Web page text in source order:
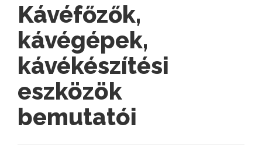
Kávéfőzők,
kávégépek,
kávékészítési
eszközök
bemutatói